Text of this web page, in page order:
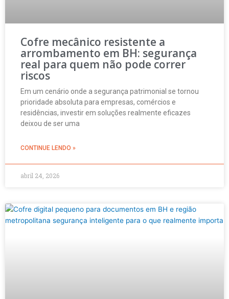
Cofre mecânico resistente a
arrombamento em BH: segurança
real para quem não pode correr
riscos
Em um cenário onde a segurança patrimonial se tornou
prioridade absoluta para empresas, comércios e
residências, investir em soluções realmente eficazes
deixou de ser uma
CONTINUE LENDO »
abril 24, 2026